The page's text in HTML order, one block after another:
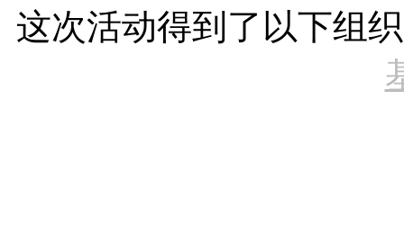
这次活动得到了以下组